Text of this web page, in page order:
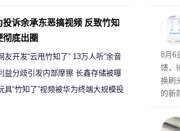
8月6
馈，
换刷
的新
投诉余承东恶搞视频 反致竹知
彻底出圈
友开发“云甩竹知了” 13万人听“余音
益分歧引发内部摩擦 长鑫存储被曝
华为驻场工程师驱逐出研发基地
具“竹知了”视频被华为终端大规模投